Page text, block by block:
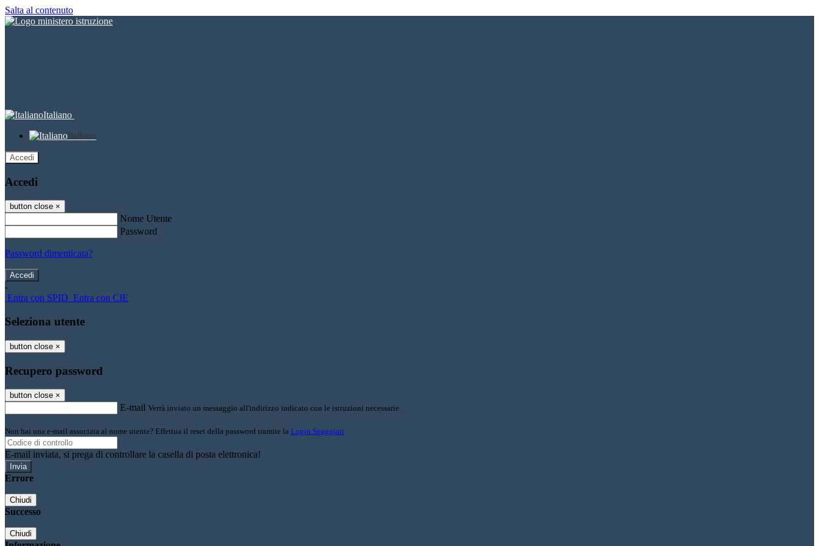
Salta al contenuto
Italiano
Italiano
Accedi
Accedi
button close ×
Nome Utente
Password
Password dimenticata?
-
Entra con SPID Entra con CIE
Seleziona utente
button close ×
Recupero password
button close ×
E-mail Verrà inviato un messaggio all'indirizzo indicato con le istruzioni necessarie.
Non hai una e-mail associata al nome utente? Effettua il reset della password tramite la Login Spaggiari
E-mail inviata, si prega di controllare la casella di posta elettronica!
Errore
Chiudi
Successo
Chiudi